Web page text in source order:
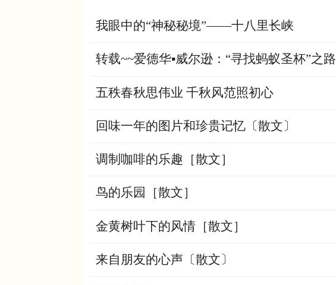
我眼中的“神秘秘境”——十八里长峡
转载~~爱德华▪威尔逊：“寻找蚂蚁圣杯”之路
五秩春秋思伟业 千秋风范照初心
回味一年的图片和珍贵记忆〔散文〕
调制咖啡的乐趣［散文］
鸟的乐园［散文］
金黄树叶下的风情［散文］
来自朋友的心声〔散文〕